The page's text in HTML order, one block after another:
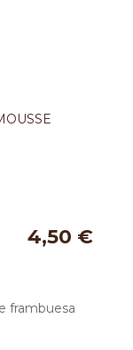
4,50 €
frambuesa